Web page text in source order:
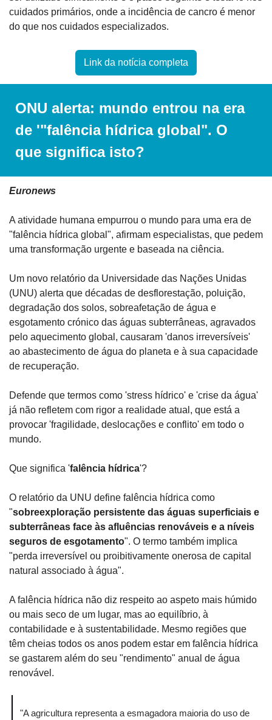
cuidados primários, onde a incidência de cancro é menor
do que nos cuidados especializados.
Link da notícia completa
ONU alerta: mundo entrou na era
de '"falência hídrica global". O
que significa isto?
Euronews
A atividade humana empurrou o mundo para uma era de
"falência hídrica global", afirmam especialistas, que pedem
uma transformação urgente e baseada na ciência.
Um novo relatório da Universidade das Nações Unidas
(UNU) alerta que décadas de desflorestação, poluição,
degradação dos solos, sobreafetação de água e
esgotamento crónico das águas subterrâneas, agravados
pelo aquecimento global, causaram 'danos irreversíveis'
ao abastecimento de água do planeta e à sua capacidade
de recuperação.
Defende que termos como 'stress hídrico' e 'crise da água'
já não refletem com rigor a realidade atual, que está a
provocar 'fragilidade, deslocações e conflito' em todo o
mundo.
Que significa 'falência hídrica'?
O relatório da UNU define falência hídrica como
"sobreexploração persistente das águas superficiais e
subterrâneas face às afluências renováveis e a níveis
seguros de esgotamento". O termo também implica
"perda irreversível ou proibitivamente onerosa de capital
natural associado à água".
A falência hídrica não diz respeito ao aspeto mais húmido
ou mais seco de um lugar, mas ao equilíbrio, à
contabilidade e à sustentabilidade. Mesmo regiões que
têm cheias todos os anos podem estar em falência hídrica
se gastarem além do seu "rendimento" anual de água
renovável.
"A agricultura representa a esmagadora maioria do uso de